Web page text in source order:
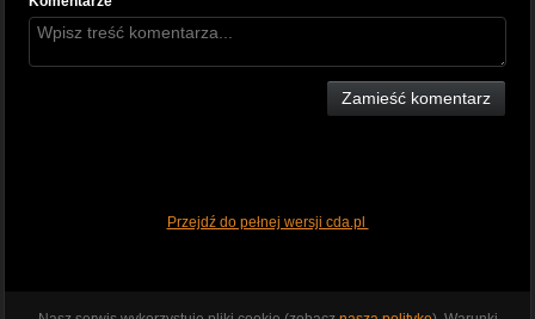
Zamieść komentarz
Przejdź do pełnej wersji cda.pl